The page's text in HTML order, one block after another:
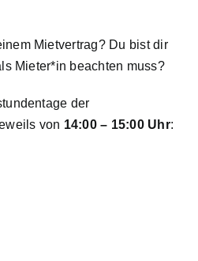
Mietvertrag? Du bist dir
Mieter*in beachten muss?
der
von 14:00 – 15:00 Uhr: